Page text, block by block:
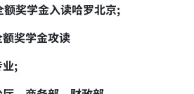
奖学金入读哈罗北京;
奖学金攻读
业;